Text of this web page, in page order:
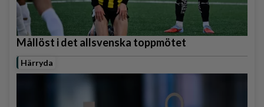
Mållöst i det allsvenska toppmötet
Härryda